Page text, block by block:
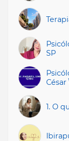
SP
César
1. O